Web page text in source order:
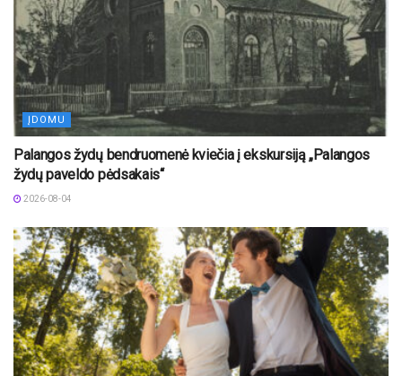
ĮDOMU
Palangos žydų bendruomenė kviečia į ekskursiją „Palangos
žydų paveldo pėdsakais“
2026-08-04